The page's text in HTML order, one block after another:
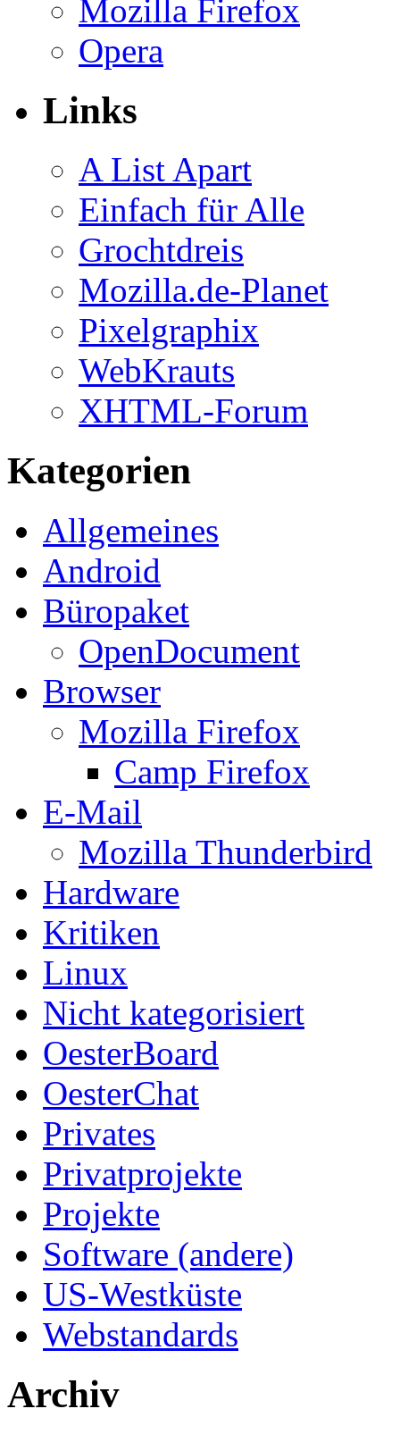
Mozilla Firefox
Opera
Links
A List Apart
Einfach für Alle
Grochtdreis
Mozilla.de-Planet
Pixelgraphix
WebKrauts
XHTML-Forum
Kategorien
Allgemeines
Android
Büropaket
OpenDocument
Browser
Mozilla Firefox
Camp Firefox
E-Mail
Mozilla Thunderbird
Hardware
Kritiken
Linux
Nicht kategorisiert
OesterBoard
OesterChat
Privates
Privatprojekte
Projekte
Software (andere)
US-Westküste
Webstandards
Archiv